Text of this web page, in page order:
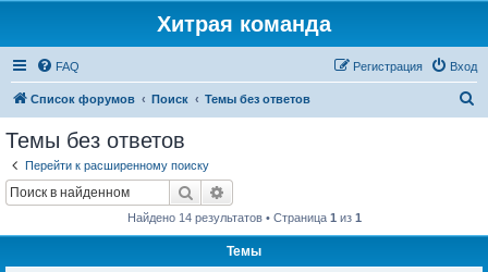
Хитрая команда
FAQ Вход
Регистрация
Список форумов Поиск Темы без ответов
Темы без ответов
Перейти к расширенному поиску
Поиск
Найдено 14 результатов • Страница 1 из 1
Темы